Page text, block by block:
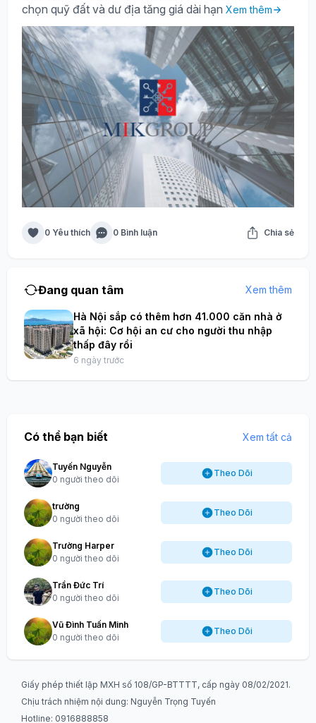
chọn quỹ đất và dư địa tăng giá dài hạn Xem thêm
0 Yêu thích 0 Bình luận Chia sẻ
Đang quan tâm Xem thêm
Hà Nội sắp có thêm hơn 41.000 căn nhà ở
xã hội: Cơ hội an cư cho người thu nhập
thấp đây rồi
6 ngày trước
Có thể bạn biết Xem tất cả
Tuyến Nguyễn
0 người theo dõi
Theo Dõi
trường
0 người theo dõi
Theo Dõi
Trường Harper
0 người theo dõi
Theo Dõi
Trần Đức Trí
0 người theo dõi
Theo Dõi
Vũ Đình Tuấn Minh
0 người theo dõi
Theo Dõi
Giấy phép thiết lập MXH số 108/GP-BTTTT, cấp ngày 08/02/2021.
Chịu trách nhiệm nội dung: Nguyễn Trọng Tuyến
Hotline: 0916888858